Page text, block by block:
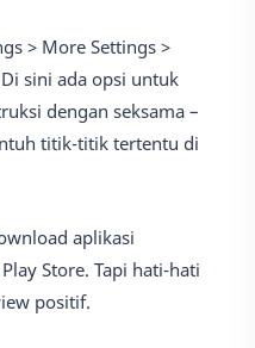
> More Settings >
sini ada opsi untuk
dengan seksama –
titik-titik tertentu di
aplikasi
Store. Tapi hati-hati
positif.